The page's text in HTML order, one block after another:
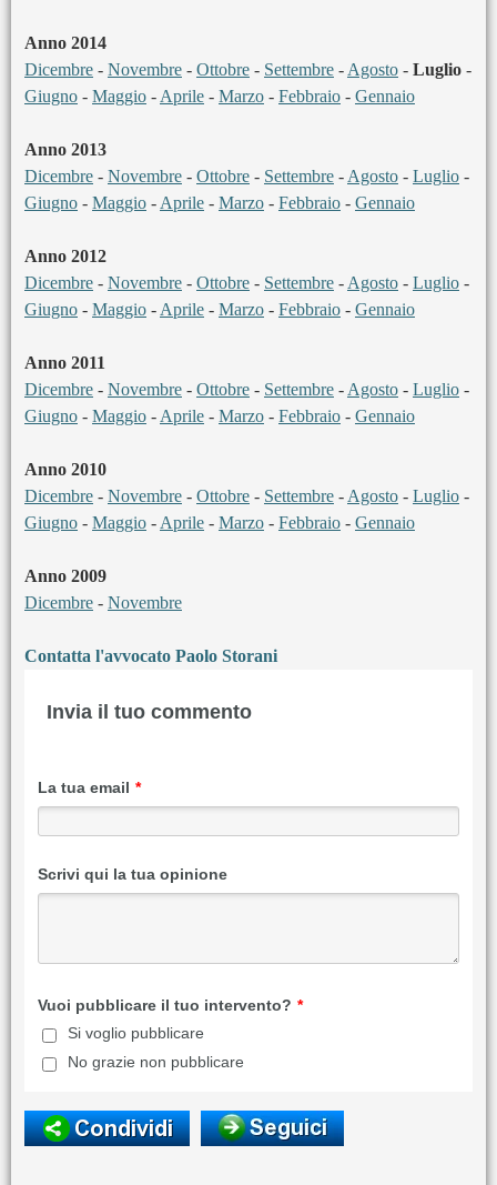
Anno 2014
Dicembre - Novembre - Ottobre - Settembre - Agosto - Luglio -
Giugno - Maggio - Aprile - Marzo - Febbraio - Gennaio
Anno 2013
Dicembre - Novembre - Ottobre - Settembre - Agosto - Luglio -
Giugno - Maggio - Aprile - Marzo - Febbraio - Gennaio
Anno 2012
Dicembre - Novembre - Ottobre - Settembre - Agosto - Luglio -
Giugno - Maggio - Aprile - Marzo - Febbraio - Gennaio
Anno 2011
Dicembre - Novembre - Ottobre - Settembre - Agosto - Luglio -
Giugno - Maggio - Aprile - Marzo - Febbraio - Gennaio
Anno 2010
Dicembre - Novembre - Ottobre - Settembre - Agosto - Luglio -
Giugno - Maggio - Aprile - Marzo - Febbraio - Gennaio
Anno 2009
Dicembre - Novembre
Contatta l'avvocato Paolo Storani